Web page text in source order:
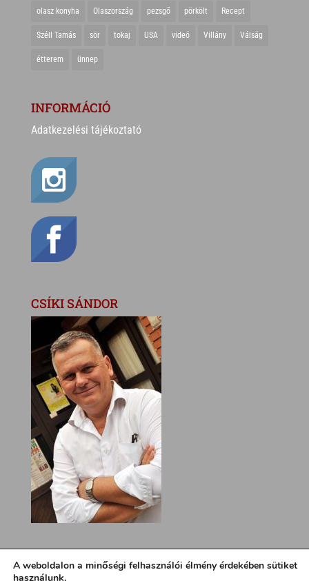
olasz konyha Olaszország pezsgő pörkölt Recept
Széll Tamás sör tokaj USA videó Villány Válság
étterem ünnep
INFORMÁCIÓ
Adatkezelési tájékoztató
CSÍKI SÁNDOR
A weboldalon a minőségi felhasználói élmény érdekében sütiket
használunk.